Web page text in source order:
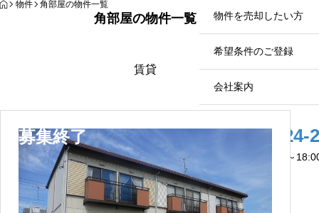
物件を売却したい方
希望条件のご登録
会社案内
0283-24-
営業時間：9:00～
HOME
物件 角部屋の物件一覧
角部屋の物件一覧
賃貸
募集終了